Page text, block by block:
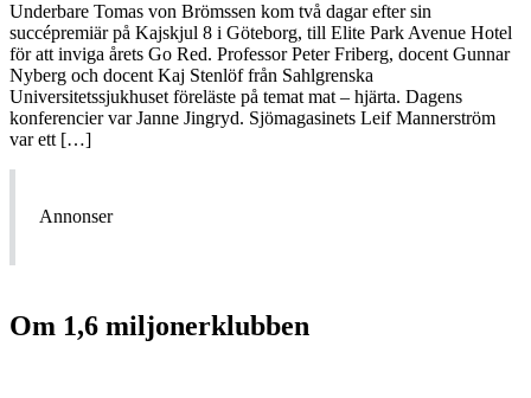
Underbare Tomas von Brömssen kom två dagar efter sin
succépremiär på Kajskjul 8 i Göteborg, till Elite Park Avenue Hotel
för att inviga årets Go Red. Professor Peter Friberg, docent Gunnar
Nyberg och docent Kaj Stenlöf från Sahlgrenska
Universitetssjukhuset föreläste på temat mat – hjärta. Dagens
konferencier var Janne Jingryd. Sjömagasinets Leif Mannerström
var ett […]
Annonser
Om 1,6 miljonerklubben